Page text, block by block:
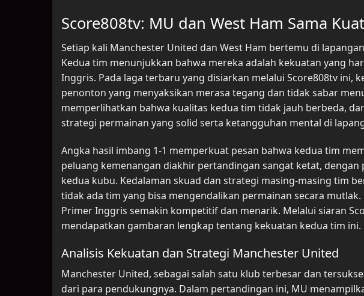
Score808tv: MU dan West Ham Sama Kuat
Setiap kali Manchester United dan West Ham bertemu di
Kedua tim menunjukkan bahwa mereka adalah kekuatan yang
Inggris. Pada laga terbaru yang disiarkan melalui Score808tv ini,
penonton yang menyaksikan merasa tegang dan tidak sabar
memperlihatkan bahwa kualitas kedua tim tidak jauh berbeda,
strategi permainan yang solid serta ketangguhan mental di
Angka hasil imbang 1-1 memperkuat pesan bahwa kedua tim
peluang kemenangan diakhir pertandingan sangat ketat, dengan
kedua kubu. Kedalaman skuad dan strategi masing-masing tim
tidak ada tim yang bisa mengendalikan permainan secara
Primer Inggris semakin kompetitif dan menarik. Melalui siaran
mendapatkan gambaran lengkap tentang kekuatan kedua tim ini.
Analisis Kekuatan dan Strategi Manchester United
Manchester United, sebagai salah satu klub terbesar dan
dari para pendukungnya. Dalam pertandingan ini, MU